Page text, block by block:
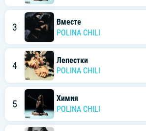
3
Вместе
POLINA CHILI
4
Лепестки
POLINA CHILI
5
Химия
POLINA CHILI